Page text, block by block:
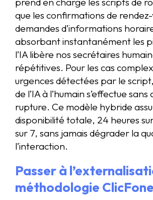
que les confirmations de rendez-
demandes d’informations
absorbant instantanément les
l’IA libère nos secrétaires
répétitives. Pour les cas
urgences détectées par le
de l’IA à l’humain s’effectue sans
rupture. Ce modèle hybride
disponibilité totale, 24 heures
sur 7, sans jamais dégrader la
l’interaction.
Passer à
méthodologie ClicFone